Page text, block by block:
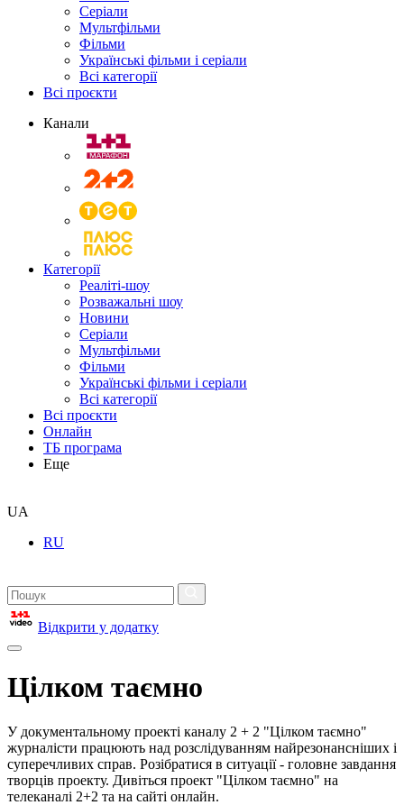
Серіали
Мультфільми
Фільми
Українські фільми і серіали
Всі категорії
Всі проєкти
Канали
Категорії
Реаліті-шоу
Розважальні шоу
Новини
Серіали
Мультфільми
Фільми
Українські фільми і серіали
Всі категорії
Всі проєкти
Онлайн
ТБ програма
Еще
UA
RU
Відкрити у додатку
Цілком таємно
У документальному проекті каналу 2 + 2 "Цілком таємно"
журналісти працюють над розслідуванням найрезонансніших і
суперечливих справ. Розібратися в ситуації - головне завдання
творців проекту. Дивіться проект "Цілком таємно" на
телеканалі 2+2 та на сайті онлайн.